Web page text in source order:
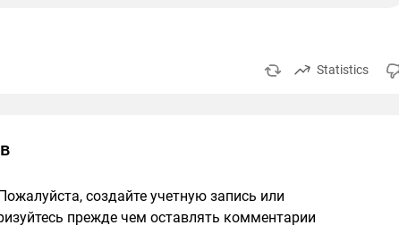
Statistics
Пожалуйста, создайте учетную запись или
прежде чем оставлять комментарии